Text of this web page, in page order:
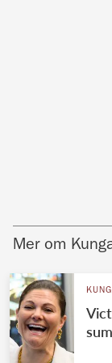
Mer om